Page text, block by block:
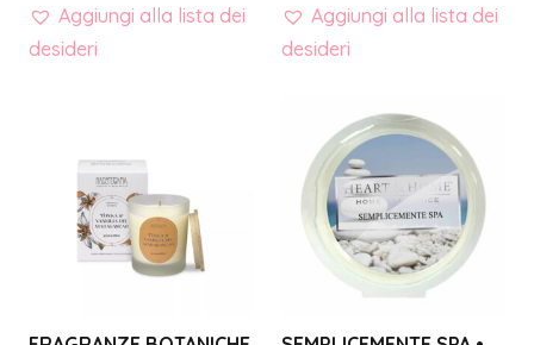
Aggiungi alla lista dei
desideri
Aggiungi alla lista dei
desideri